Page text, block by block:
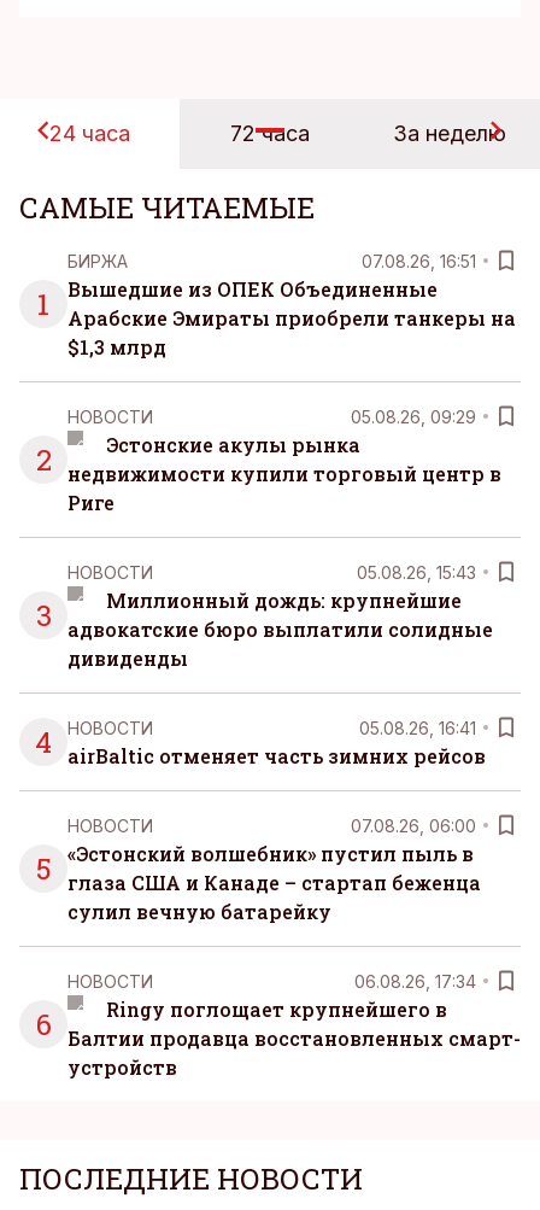
24 часа 72 часа За неделю
САМЫЕ ЧИТАЕМЫЕ
1
БИРЖА 07.08.26, 16:51
Вышедшие из ОПЕК Объединенные
Арабские Эмираты приобрели танкеры на
$1,3 млрд
2
НОВОСТИ 05.08.26, 09:29
Эстонские акулы рынка
недвижимости купили торговый центр в
Риге
3
НОВОСТИ 05.08.26, 15:43
Миллионный дождь: крупнейшие
адвокатские бюро выплатили солидные
дивиденды
4 НОВОСТИ 05.08.26, 16:41
airBaltic отменяет часть зимних рейсов
5
НОВОСТИ 07.08.26, 06:00
«Эстонский волшебник» пустил пыль в
глаза США и Канаде – стартап беженца
сулил вечную батарейку
6
НОВОСТИ 06.08.26, 17:34
Ringy поглощает крупнейшего в
Балтии продавца восстановленных смарт-
устройств
ПОСЛЕДНИЕ НОВОСТИ